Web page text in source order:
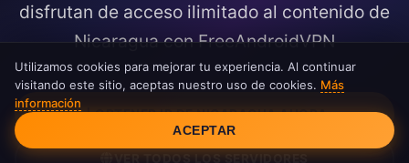
disfrutan de acceso ilimitado al contenido de
Nicaragua con FreeAndroidVPN
OBTENER IP DE NICARAGUA AHORA
VER TODOS LOS SERVIDORES
Consentimiento de cookies
Utilizamos cookies para mejorar tu experiencia. Al continuar
visitando este sitio, aceptas nuestro uso de cookies. Más
información
ACEPTAR